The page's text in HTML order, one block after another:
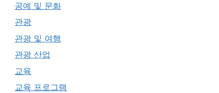
공예 및 문화
관광
관광 및 여행
관광 산업
교육
교육 프로그램